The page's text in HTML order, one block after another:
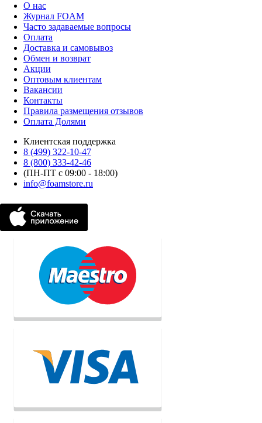
О нас
Журнал FOAM
Часто задаваемые вопросы
Оплата
Доставка и самовывоз
Обмен и возврат
Акции
Оптовым клиентам
Вакансии
Контакты
Правила размещения отзывов
Оплата Долями
Клиентская поддержка
8 (499) 322-10-47
8 (800) 333-42-46
(ПН-ПТ с 09:00 - 18:00)
info@foamstore.ru